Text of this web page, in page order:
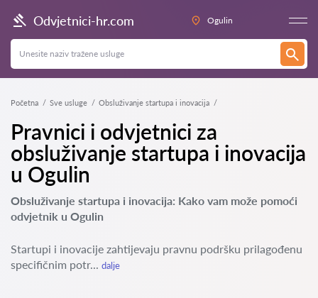
Odvjetnici-hr.com Ogulin
Početna Sve usluge Obsluživanje startupa i inovacija
Pravnici i odvjetnici za
obsluživanje startupa i inovacija
u Ogulin
Obsluživanje startupa i inovacija: Kako vam može pomoći
odvjetnik u Ogulin
Startupi i inovacije zahtijevaju pravnu podršku prilagođenu
specifičnim potr... dalje